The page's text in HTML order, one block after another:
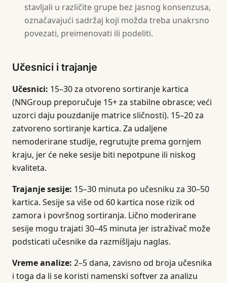
stavljali u različite grupe bez jasnog konsenzusa,
označavajući sadržaj koji možda treba unakrsno
povezati, preimenovati ili podeliti.
Učesnici i trajanje
Učesnici: 15–30 za otvoreno sortiranje kartica
(NNGroup preporučuje 15+ za stabilne obrasce; veći
uzorci daju pouzdanije matrice sličnosti). 15–20 za
zatvoreno sortiranje kartica. Za udaljene
nemoderirane studije, regrutujte prema gornjem
kraju, jer će neke sesije biti nepotpune ili niskog
kvaliteta.
Trajanje sesije: 15–30 minuta po učesniku za 30–50
kartica. Sesije sa više od 60 kartica nose rizik od
zamora i površnog sortiranja. Lično moderirane
sesije mogu trajati 30–45 minuta jer istraživač može
podsticati učesnike da razmišljaju naglas.
Vreme analize: 2–5 dana, zavisno od broja učesnika
i toga da li se koristi namenski softver za analizu